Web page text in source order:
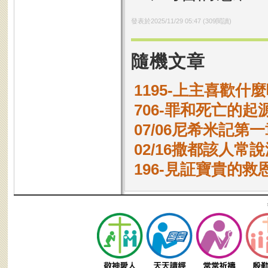
發表於2025/11/29 05:47(309閱讀)
隨機文章
1195-上主喜歡什
706-罪和死亡的起
07/06尼希米記第
02/16撒都該人常
196-見証寶貴的救